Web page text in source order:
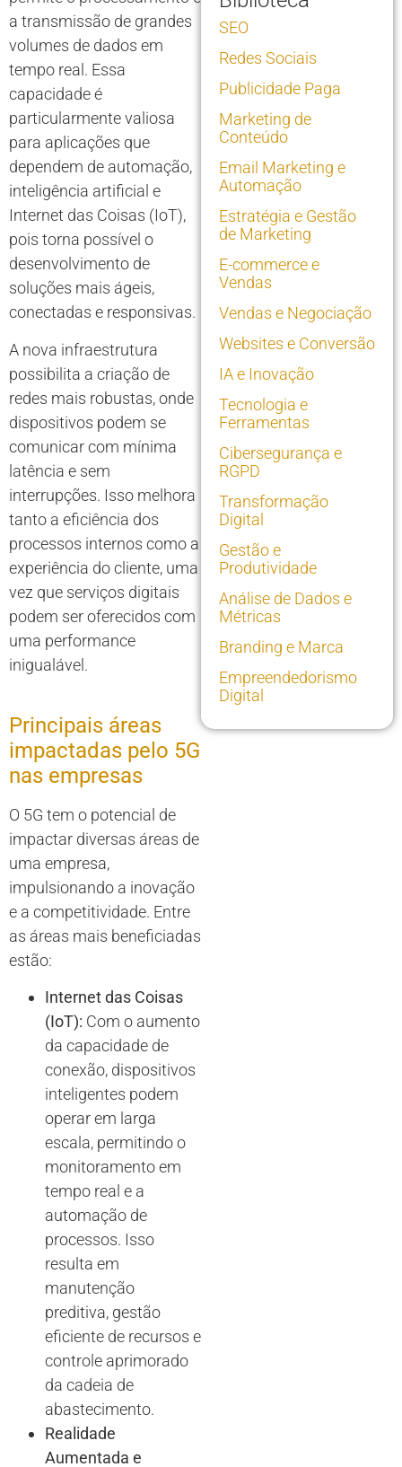
a transmissão de grandes
volumes de dados em
tempo real. Essa
capacidade é
particularmente valiosa
para aplicações que
dependem de automação,
inteligência artificial e
Internet das Coisas (IoT),
pois torna possível o
desenvolvimento de
soluções mais ágeis,
conectadas e responsivas.
A nova infraestrutura
possibilita a criação de
redes mais robustas, onde
dispositivos podem se
comunicar com mínima
latência e sem
interrupções. Isso melhora
tanto a eficiência dos
processos internos como a
experiência do cliente, uma
vez que serviços digitais
podem ser oferecidos com
uma performance
inigualável.
Principais áreas
impactadas pelo 5G
nas empresas
O 5G tem o potencial de
impactar diversas áreas de
uma empresa,
impulsionando a inovação
e a competitividade. Entre
as áreas mais beneficiadas
estão:
Internet das Coisas
(IoT): Com o aumento
da capacidade de
conexão, dispositivos
inteligentes podem
operar em larga
escala, permitindo o
monitoramento em
tempo real e a
automação de
processos. Isso
resulta em
manutenção
preditiva, gestão
eficiente de recursos e
controle aprimorado
da cadeia de
abastecimento.
Realidade
Aumentada e
SEO
Redes Sociais
Publicidade Paga
Marketing de
Conteúdo
Email Marketing e
Automação
Estratégia e Gestão
de Marketing
E-commerce e
Vendas
Vendas e Negociação
Websites e Conversão
IA e Inovação
Tecnologia e
Ferramentas
Cibersegurança e
RGPD
Transformação
Digital
Gestão e
Produtividade
Análise de Dados e
Métricas
Branding e Marca
Empreendedorismo
Digital